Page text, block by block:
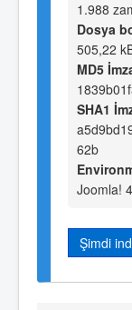
1.988
Dosya
505,22
MD5
SHA1
62b
Joomla!
Şimdi